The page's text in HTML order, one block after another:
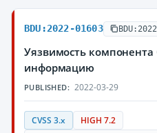
BDU:2022-01603
Уязвимость
информацию
PUBLISHED: 2022-03-29
CVSS 3.x HIGH 7.2